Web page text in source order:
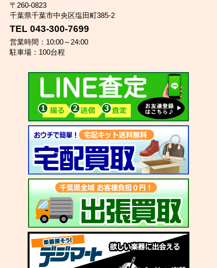
〒260-0823
千葉県千葉市中央区塩田町385-2
TEL 043-300-7699
営業時間：10:00～24:00
駐車場：100台程